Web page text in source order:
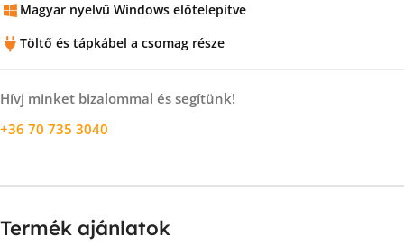
Magyar nyelvű Windows előtelepítve
Töltő és tápkábel a csomag része
Hívj minket bizalommal és segítünk!
+36 70 735 3040
Termék ajánlatok